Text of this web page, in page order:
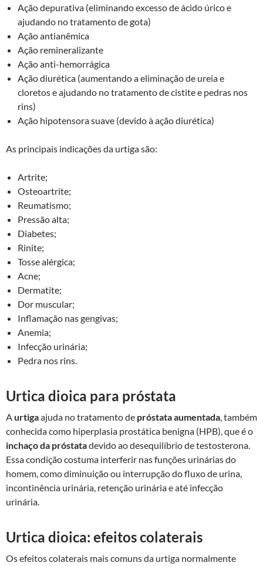
Ação depurativa (eliminando excesso de ácido úrico e
ajudando no tratamento de gota)
Ação antianêmica
Ação remineralizante
Ação anti-hemorrágica
Ação diurética (aumentando a eliminação de ureia e
cloretos e ajudando no tratamento de cistite e pedras nos
rins)
Ação hipotensora suave (devido à ação diurética)
As principais indicações da urtiga são:
Artrite;
Osteoartrite;
Reumatismo;
Pressão alta;
Diabetes;
Rinite;
Tosse alérgica;
Acne;
Dermatite;
Dor muscular;
Inflamação nas gengivas;
Anemia;
Infecção urinária;
Pedra nos rins.
Urtica dioica para próstata
Aurtigaajuda no tratamento de próstata aumentada, também
conhecida como hiperplasia prostática benigna (HPB), que é o
inchaço da próstatadevido ao desequilíbrio de testosterona.
Essa condição costuma interferir nas funções urinárias do
homem, como diminuição ou interrupção do fluxo de urina,
incontinência urinária, retenção urinária e até infecção
urinária.
Urtica dioica: efeitos colaterais
Os efeitos colaterais mais comuns da urtiga normalmente